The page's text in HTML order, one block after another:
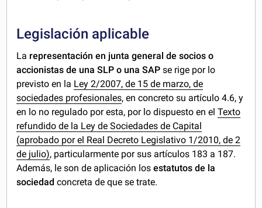
Legislación aplicable
La representación en junta general de socios o
accionistas de una SLP o una SAP se rige por lo
previsto en la Ley 2/2007, de 15 de marzo, de
sociedades profesionales, en concreto su artículo 4.6, y
en lo no regulado por esta, por lo dispuesto en elTexto
refundido de la Ley de Sociedades de Capital
(aprobado por el Real Decreto Legislativo 1/2010, de 2
de julio), particularmente por sus artículos 183 a 187.
Además, le son de aplicación losestatutos de la
sociedad concreta de que se trate.